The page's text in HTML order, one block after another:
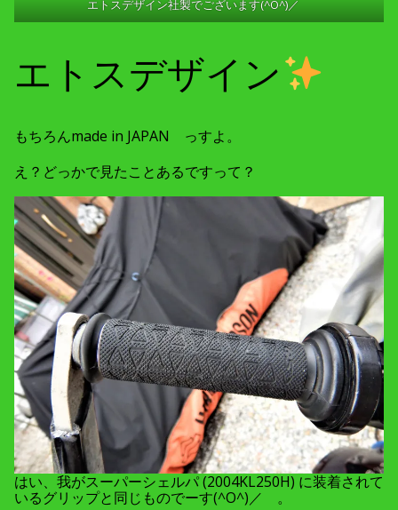
エトスデザイン社製でございます(^O^)／
エトスデザイン
もちろんmade in JAPAN っすよ。
え？どっかで見たことあるですって？
はい、我がスーパーシェルパ (2004KL250H) に装着されて
いるグリップと同じものでーす(^O^)／ 。